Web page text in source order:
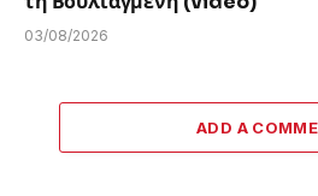
03/08/2026
ADD A